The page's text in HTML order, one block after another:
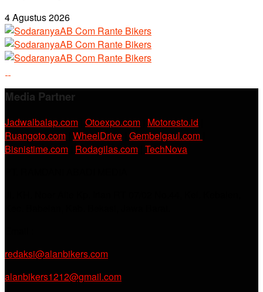
4 Agustus 2026
Media Partner
Jadwalbalap.com Otoexpo.com Motoresto.id
Ruangoto.com WheelDrive Gembelgaul.com
Bisnistime.com Rodagilas.com TechNova
redaksi@alanbikers.com
alanbikers1212@gmail.com